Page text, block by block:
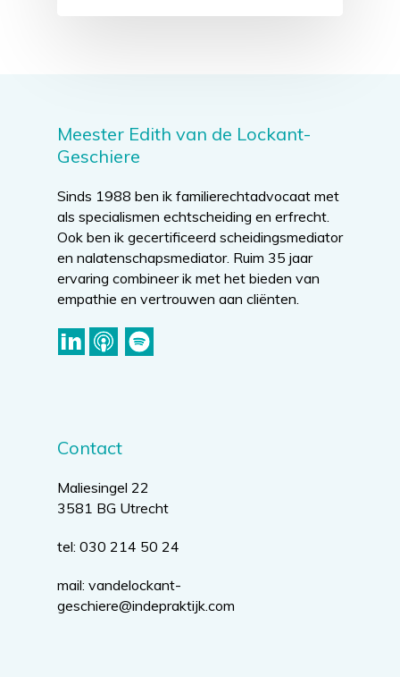
Meester Edith van de Lockant-
Geschiere
Sinds 1988 ben ik familierechtadvocaat met
als specialismen echtscheiding en erfrecht.
Ook ben ik gecertificeerd scheidingsmediator
en nalatenschapsmediator. Ruim 35 jaar
ervaring combineer ik met het bieden van
empathie en vertrouwen aan cliënten.
Contact
Maliesingel 22
3581 BG Utrecht
tel: 030 214 50 24
mail: vandelockant-
geschiere@indepraktijk.com